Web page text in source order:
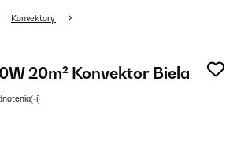
Konvektory
20m² Konvektor Biela
í)